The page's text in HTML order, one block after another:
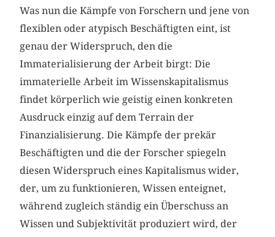
Was nun die Kämpfe von Forschern und jene von
flexiblen oder atypisch Beschäftigten eint, ist
genau der Widerspruch, den die
Immaterialisierung der Arbeit birgt: Die
immaterielle Arbeit im Wissenskapitalismus
findet körperlich wie geistig einen konkreten
Ausdruck einzig auf dem Terrain der
Finanzialisierung. Die Kämpfe der prekär
Beschäftigten und die der Forscher spiegeln
diesen Widerspruch eines Kapitalismus wider,
der, um zu funktionieren, Wissen enteignet,
während zugleich ständig ein Überschuss an
Wissen und Subjektivität produziert wird, der